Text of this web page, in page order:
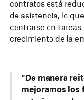
contratos está
de asistencia, lo
centrarse en tareas
crecimiento de la
"De manera
mejoramos los